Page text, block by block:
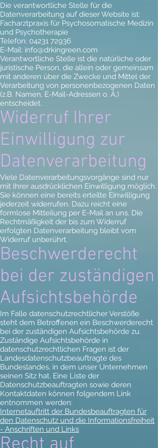
Die verantwortliche Stelle für die
Datenverarbeitung auf dieser Website ist:
Facharztpraxis für Psychosomatische Medizin
und Psychotherapie
Telefon: 04231 72936
E-Mail: info@drkingreen.com
Verantwortliche Stelle ist die natürliche oder
juristische Person, die allein oder gemeinsam
mit anderen über die Zwecke und Mittel der
Verarbeitung von personenbezogenen Daten
(z.B. Namen, E-Mail-Adressen o. Ä.)
entscheidet.
Widerruf Ihrer
Einwilligung zur
Datenverarbeitung
Viele Datenverarbeitungsvorgänge sind nur
mit Ihrer ausdrücklichen Einwilligung möglich.
Sie können eine bereits erteilte Einwilligung
jederzeit widerrufen. Dazu reicht eine
formlose Mitteilung per E-Mail an uns. Die
Rechtmäßigkeit der bis zum Widerruf
erfolgten Datenverarbeitung bleibt vom
Widerruf unberührt.
Beschwerderecht
bei der zuständigen
Aufsichtsbehörde
Im Falle datenschutzrechtlicher Verstöße
steht dem Betroffenen ein Beschwerderecht
bei der zuständigen Aufsichtsbehörde zu.
Zuständige Aufsichtsbehörde in
datenschutzrechtlichen Fragen ist der
Landesdatenschutzbeauftragte des
Bundeslandes, in dem unser Unternehmen
seinen Sitz hat. Eine Liste der
Datenschutzbeauftragten sowie deren
Kontaktdaten können folgendem Link
entnommen werden:
Internetauftritt der Bundesbeauftragten für
den Datenschutz und die Informationsfreiheit
- Anschriften und Links